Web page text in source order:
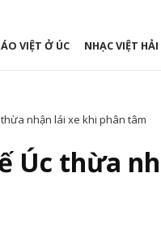
VIỆT Ở ÚC NHẠC VIỆT
nhận lái xe khi phân tâm
Úc thừa